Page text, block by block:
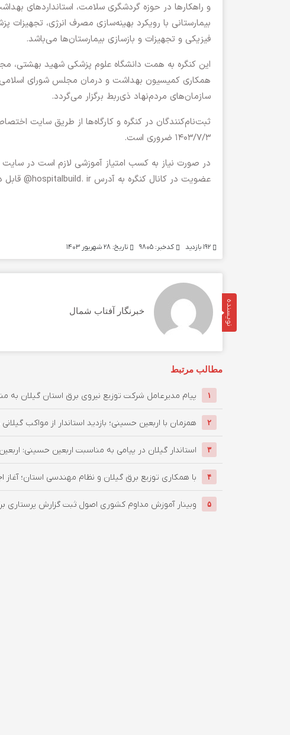
و راهکارها در حوزه گردشگری سلامت، استانداردهای
بیمارستانی با رویکرد بهینه‌سازی مصرف انرژی،
فیزیکی و تجهیزات و بازسازی بیمارستان‌ها می‌باشد.
این کنگره به همت دانشگاه علوم پزشکی شهید
همکاری کمیسیون بهداشت و درمان مجلس شورای اسلامی،
سازمان‌های مردم‌نهاد ذی‌ربط برگزار می‌گردد.
۱۴۰۳/۷/۳ ضروری است.
عضویت در کانال کنگره به آدرس hospitalbuild. ir@ قابل دریافت است.
کدخبر: ۹۸۰۵ تاریخ: ۲۸ شهریور ۱۴۰۳
نویسنده خبرنگار آفتاب شمال
مطالب مرتبط
۱ پیام مدیرعامل شركت توزیع نیروی برق استان گیلان به
۲ همزمان با اربعین حسینی؛ بازدید استاندار از مواکب گیلانی
۳ استاندار گیلان در پیامی به مناسبت اربعین حسینی:
۴ با همکاری توزیع برق گیلان و نظام مهندسی استان؛ آغاز
۵ وبینار آموزش مداوم کشوری اصول ثبت گزارش پرستاری